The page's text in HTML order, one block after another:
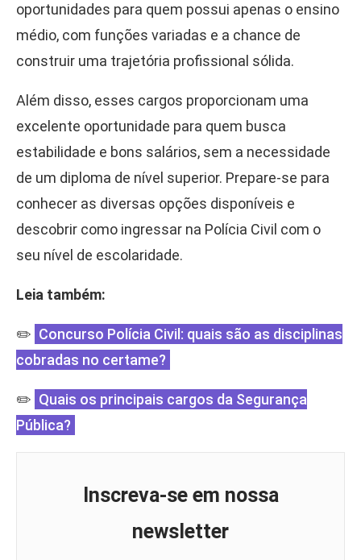
oportunidades para quem possui apenas o ensino
médio, com funções variadas e a chance de
construir uma trajetória profissional sólida.
Além disso, esses cargos proporcionam uma
excelente oportunidade para quem busca
estabilidade e bons salários, sem a necessidade
de um diploma de nível superior. Prepare-se para
conhecer as diversas opções disponíveis e
descobrir como ingressar na Polícia Civil com o
seu nível de escolaridade.
Leia também:
✏️ Concurso Polícia Civil: quais são as disciplinas
cobradas no certame?
✏️ Quais os principais cargos da Segurança
Pública?
Inscreva-se em nossa
newsletter